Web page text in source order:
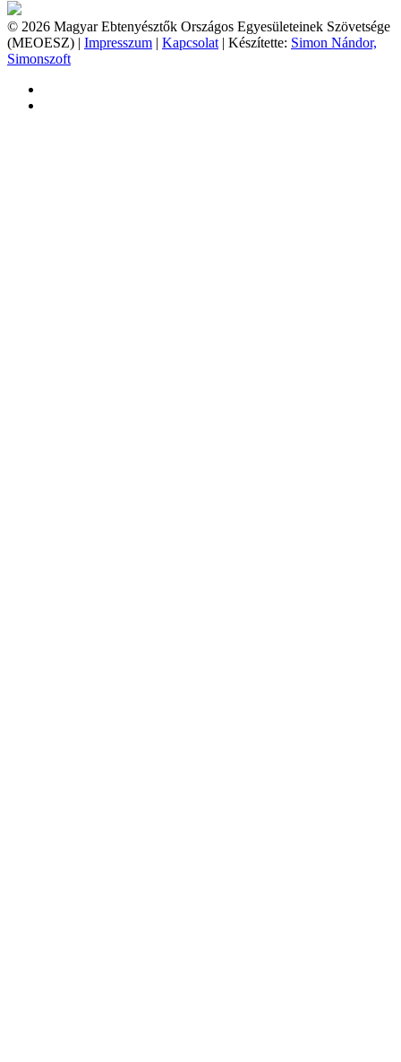
© 2026 Magyar Ebtenyésztők Országos Egyesületeinek Szövetsége
(MEOESZ) | Impresszum | Kapcsolat | Készítette: Simon Nándor,
Simonszoft